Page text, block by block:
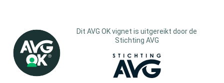
Dit AVG OK vignet is uitgereikt door de
Stichting AVG